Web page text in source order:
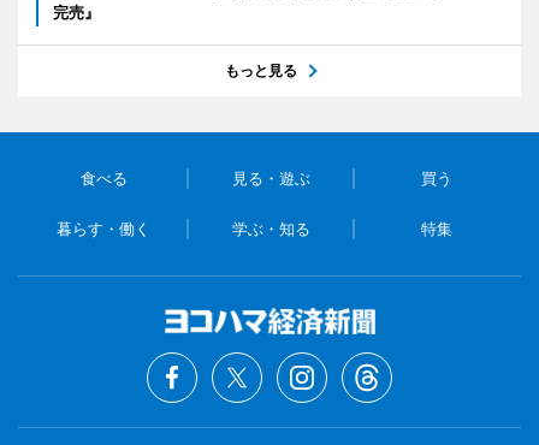
完売』
もっと見る
食べる 見る・遊ぶ 買う
暮らす・働く 学ぶ・知る 特集